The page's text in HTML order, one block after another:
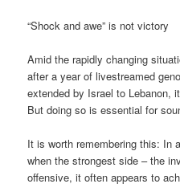
“Shock and awe” is not victory
Amid the rapidly changing
after a year of livestreamed
extended by Israel to Lebanon,
But doing so is essential for
It is worth remembering this: In
when the strongest side – the
offensive, it often appears to